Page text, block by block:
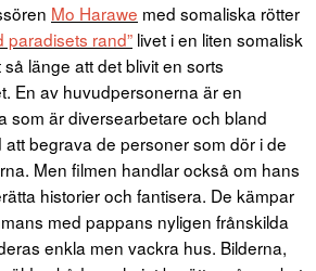
Mo Harawe med somaliska rötter
paradisets rand” livet i en liten somalisk
länge att det blivit en sorts
En av huvudpersonerna är en
som är diversearbetare och bland
begrava de personer som dör i de
Men filmen handlar också om hans
historier och fantisera. De kämpar
med pappans nyligen frånskilda
enkla men vackra hus. Bilderna,